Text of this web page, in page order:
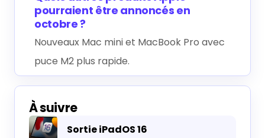
pourraient être annoncés en
octobre ?
Nouveaux Mac mini et MacBook Pro avec
puce M2 plus rapide.
À suivre
Sortie iPadOS 16